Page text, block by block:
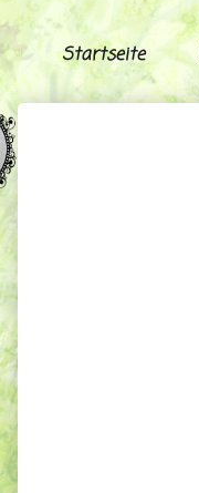
Startseite